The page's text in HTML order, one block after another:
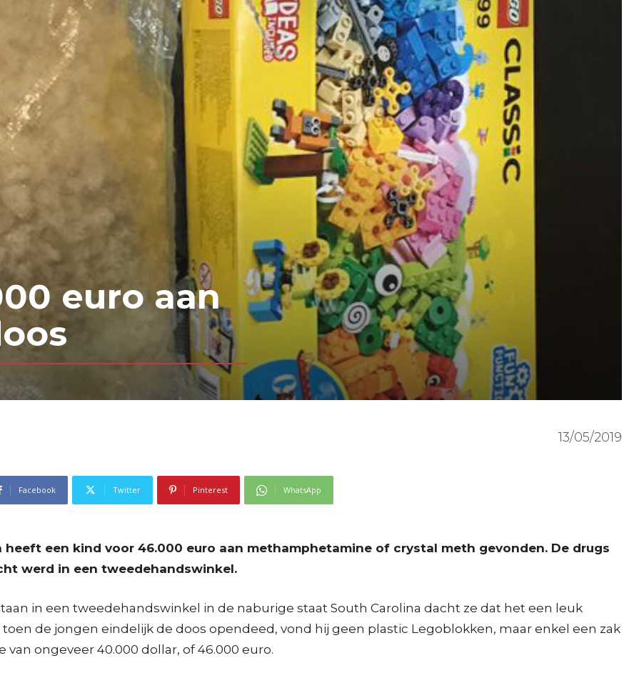
euro aan
13/05/2019
Facebook Twitter Pinterest WhatsApp
een kind voor 46.000 euro aan methamphetamine of crystal meth gevonden. De drugs
werd in een tweedehandswinkel.
in een tweedehandswinkel in de naburige staat South Carolina dacht ze dat het een leuk
de jongen eindelijk de doos opendeed, vond hij geen plastic Legoblokken, maar enkel een zak
ongeveer 40.000 dollar, of 46.000 euro.